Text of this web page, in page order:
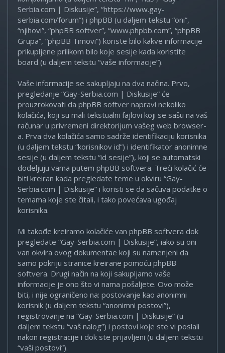
Serbia.com | Diskusije”, “https://www.gay-
serbia.com/forum”) i phpBB (u daljem tekstu “oni”,
“njihovi”, “phpBB softver”, “www.phpbb.com”, “phpBB
Grupa”, “phpBB Timovi”) koriste bilo kakve informacije
prikupljene prilikom bilo koje sesije kada koristite
board (u daljem tekstu “vaše informacije”).
Vaše informacije se sakupljaju na dva načina. Prvo,
pregledanje “Gay-Serbia.com | Diskusije” će
prouzrokovati da phpBB softver napravi nekoliko
kolačića, koji su mali tekstualni fajlovi koji se sašu na vaš
računar u privremeni direktorijum vašeg web browser-
a. Prva dva kolačića samo sadrže identifikaciju korisnika
(u daljem tekstu “korisnikov id”) i identifikator anonimne
sesije (u daljem tekstu “id sesije”), koji se automatski
dodeljuju vama putem phpBB softvera. Treći kolačić će
biti kreiran kada pregledate teme u okviru “Gay-
Serbia.com | Diskusije” i koristi se da sačuva podatke o
temama koje ste čitali, i tako povećava ugođaj
korisnika.
Mi takođe kreiramo kolačiće van phpBB softvera dok
pregledate “Gay-Serbia.com | Diskusije”, iako su oni
van okvira ovog dokumentae koji su namenjeni da
samo pokriju stranice kreirane pomoću phpBB
softvera. Drugi način na koji sakupljamo vaše
informacije je ono što vi nama pošaljete. Ovo može
biti, i nije ograničeno na: postovanje kao anonimni
korisnik (u daljem tekstu “anonimni postovi”),
registrovanje na “Gay-Serbia.com | Diskusije” (u
daljem tekstu “vaš nalog”) i postovi koje ste vi poslali
nakon registracije i dok ste prijavljeni (u daljem tekstu
“vaši postovi”).